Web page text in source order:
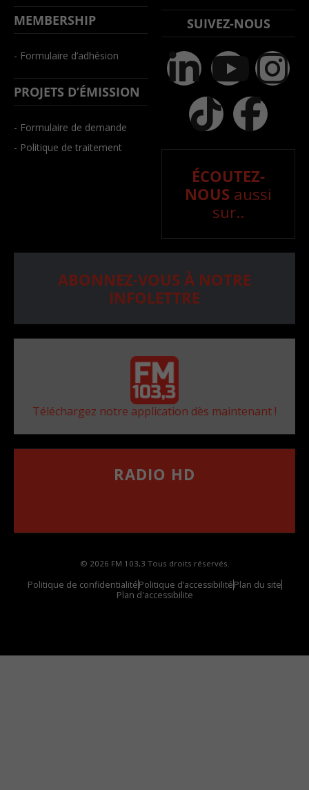
MEMBERSHIP
- Formulaire d’adhésion
PROJETS D’ÉMISSION
- Formulaire de demande
- Politique de traitement
SUIVEZ-NOUS
ÉCOUTEZ-
NOUS aussi
sur..
ABONNEZ-VOUS À NOTRE
INFOLETTRE
Téléchargez notre application dès maintenant !
RADIO HD
© 2026 FM 103,3 Tous droits réservés.
Politique de confidentialitéPolitique d’accessibilitéPlan du site
Plan d'accessibilite